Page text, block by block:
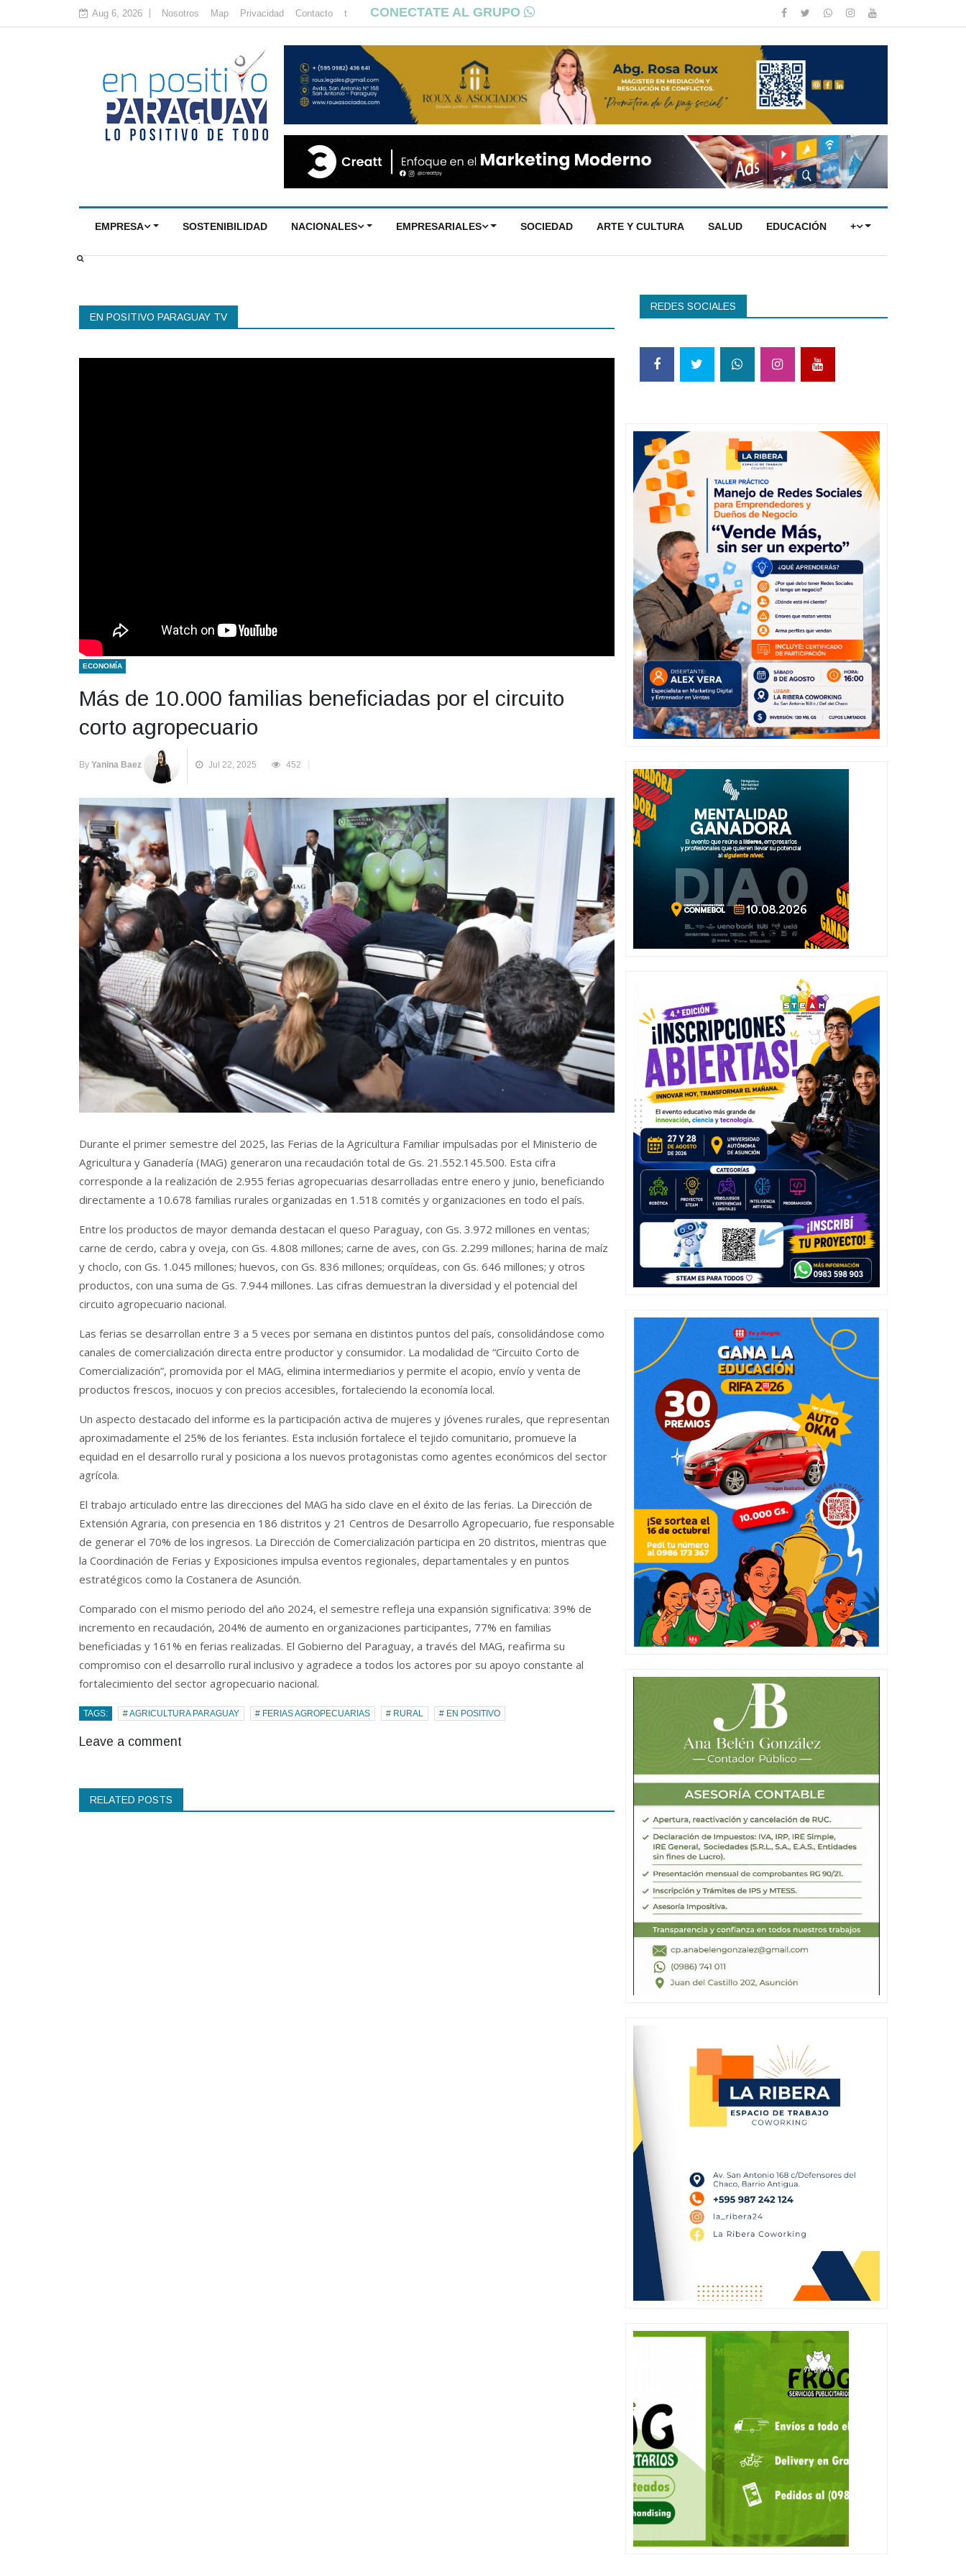
Aug 6, 2026 Nosotros Map Privacidad Contacto t CONECTATE AL GRUPO
EMPRESA SOSTENIBILIDAD NACIONALES EMPRESARIALES SOCIEDAD ARTE Y CULTURA SALUD EDUCACIÓN +
EN POSITIVO PARAGUAY TV
ECONOMÍA
Más de 10.000 familias beneficiadas por el circuito
corto agropecuario
By Yanina Baez Jul 22, 2025 452
Durante el primer semestre del 2025, las Ferias de la Agricultura Familiar impulsadas por el Ministerio de
Agricultura y Ganadería (MAG) generaron una recaudación total de Gs. 21.552.145.500. Esta cifra
corresponde a la realización de 2.955 ferias agropecuarias desarrolladas entre enero y junio, beneficiando
directamente a 10.678 familias rurales organizadas en 1.518 comités y organizaciones en todo el país.
Entre los productos de mayor demanda destacan el queso Paraguay, con Gs. 3.972 millones en ventas;
carne de cerdo, cabra y oveja, con Gs. 4.808 millones; carne de aves, con Gs. 2.299 millones; harina de maíz
y choclo, con Gs. 1.045 millones; huevos, con Gs. 836 millones; orquídeas, con Gs. 646 millones; y otros
productos, con una suma de Gs. 7.944 millones. Las cifras demuestran la diversidad y el potencial del
circuito agropecuario nacional.
Las ferias se desarrollan entre 3 a 5 veces por semana en distintos puntos del país, consolidándose como
canales de comercialización directa entre productor y consumidor. La modalidad de “Circuito Corto de
Comercialización”, promovida por el MAG, elimina intermediarios y permite el acopio, envío y venta de
productos frescos, inocuos y con precios accesibles, fortaleciendo la economía local.
Un aspecto destacado del informe es la participación activa de mujeres y jóvenes rurales, que representan
aproximadamente el 25% de los feriantes. Esta inclusión fortalece el tejido comunitario, promueve la
equidad en el desarrollo rural y posiciona a los nuevos protagonistas como agentes económicos del sector
agrícola.
El trabajo articulado entre las direcciones del MAG ha sido clave en el éxito de las ferias. La Dirección de
Extensión Agraria, con presencia en 186 distritos y 21 Centros de Desarrollo Agropecuario, fue responsable
de generar el 70% de los ingresos. La Dirección de Comercialización participa en 20 distritos, mientras que
la Coordinación de Ferias y Exposiciones impulsa eventos regionales, departamentales y en puntos
estratégicos como la Costanera de Asunción.
Comparado con el mismo periodo del año 2024, el semestre refleja una expansión significativa: 39% de
incremento en recaudación, 204% de aumento en organizaciones participantes, 77% en familias
beneficiadas y 161% en ferias realizadas. El Gobierno del Paraguay, a través del MAG, reafirma su
compromiso con el desarrollo rural inclusivo y agradece a todos los actores por su apoyo constante al
fortalecimiento del sector agropecuario nacional.
TAGS: # AGRICULTURA PARAGUAY # FERIAS AGROPECUARIAS # RURAL # EN POSITIVO
Leave a comment
RELATED POSTS
REDES SOCIALES